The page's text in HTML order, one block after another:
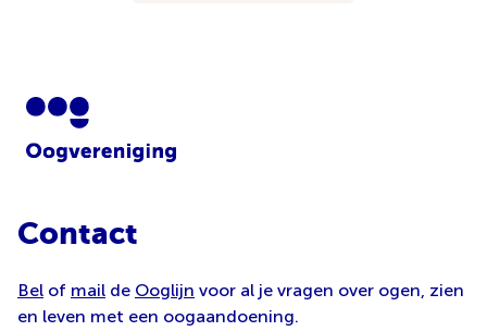
Contact
Bel of mail de Ooglijn voor al je vragen over ogen, zien
en leven met een oogaandoening.